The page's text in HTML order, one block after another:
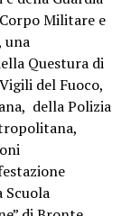
Militare e
una
Questura di
del Fuoco,
della Polizia